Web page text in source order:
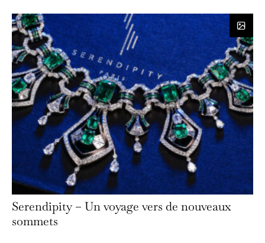
Serendipity – Un voyage vers de nouveaux
sommets